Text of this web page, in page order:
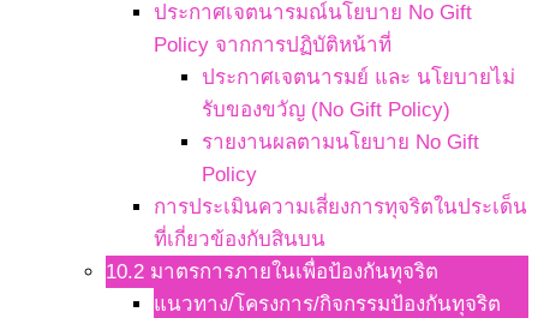
ประกาศเจตนารมณ์นโยบาย No Gift
Policy จากการปฏิบัติหน้าที่
ประกาศเจตนารมย์ และ นโยบายไม่
รับของขวัญ (No Gift Policy)
รายงานผลตามนโยบาย No Gift
Policy
การประเมินความเสี่ยงการทุจริตในประเด็น
ที่เกี่ยวข้องกับสินบน
10.2 มาตรการภายในเพื่อป้องกันทุจริต
แนวทาง/โครงการ/กิจกรรมป้องกันทุจริต